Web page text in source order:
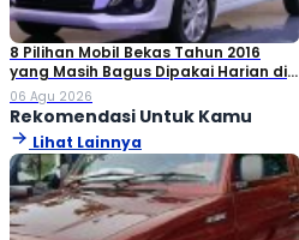
8 Pilihan Mobil Bekas Tahun 2016
yang Masih Bagus Dipakai Harian di
2026
06 Agu 2026
Rekomendasi Untuk Kamu
Lihat Lainnya